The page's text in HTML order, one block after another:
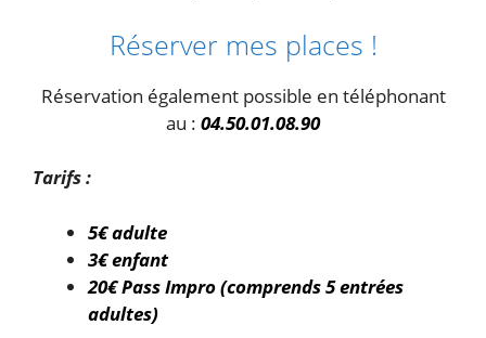
Réserver mes places !
Réservation également possible en téléphonant
au : 04.50.01.08.90
Tarifs :
5€ adulte
3€ enfant
20€ Pass Impro (comprends 5 entrées
adultes)